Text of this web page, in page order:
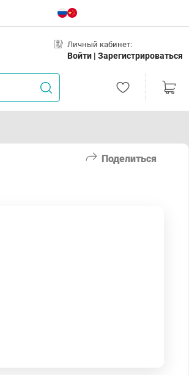
Личный кабинет:
Войти | Зарегистрироваться
Поделиться